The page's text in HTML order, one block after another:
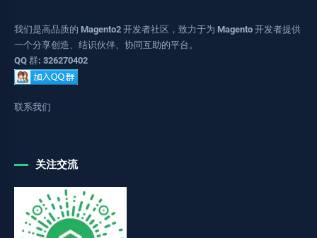
我们是高品质的 Magento2 开发者社区，致力于为 Magento 开发者提供
一个分享创造、结识伙伴、协同互助的平台。
QQ 群: 326270402
联系我们
关注交流